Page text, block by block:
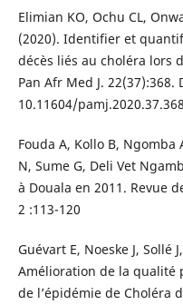
Elimian KO, Ochu CL,
(2020). Identifier et
décès liés au choléra lors
Pan Afr Med J. 22(37):368.
10.11604/
Fouda A, Kollo B, Ngomba
N, Sume G, Deli Vet
à Douala en 2011. Revue
2 :113-120
Guévart E, Noeske J, Sollé
Amélioration de la qualité
de l’épidémie de Choléra